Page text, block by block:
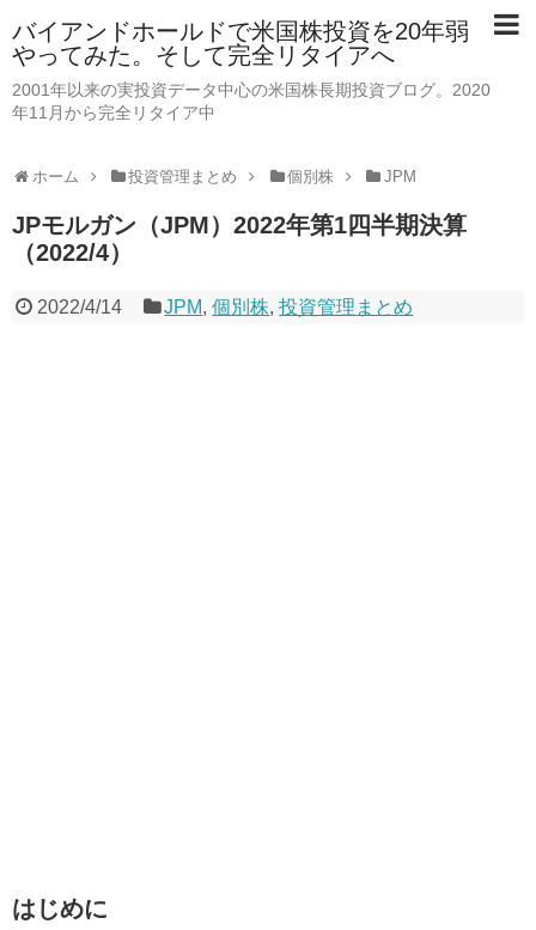
バイアンドホールドで米国株投資を20年弱
やってみた。そして完全リタイアへ
2001年以来の実投資データ中心の米国株長期投資ブログ。2020
年11月から完全リタイア中
ホーム 投資管理まとめ 個別株 JPM
JPモルガン（JPM）2022年第1四半期決算
（2022/4）
2022/4/14 JPM,個別株,投資管理まとめ
はじめに